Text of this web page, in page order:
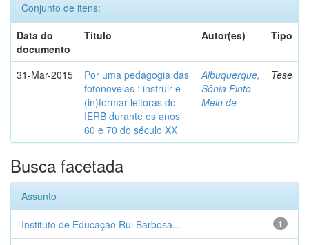
Conjunto de itens:
Data do
documento
Título Autor(es) Tipo
31-Mar-2015
Por uma pedagogia das
fotonovelas : instruir e
(in)formar leitoras do
IERB durante os anos
60 e 70 do século XX
Albuquerque,
Sônia Pinto
Melo de
Tese
Busca facetada
Assunto
1
Instituto de Educação Rui Barbosa...